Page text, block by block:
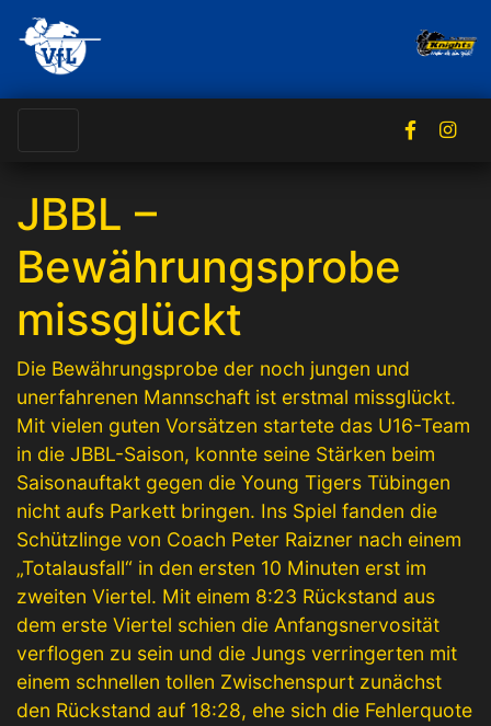
JBBL –
Bewährungsprobe
missglückt
Die Bewährungsprobe der noch jungen und
unerfahrenen Mannschaft ist erstmal missglückt.
Mit vielen guten Vorsätzen startete das U16-Team
in die JBBL-Saison, konnte seine Stärken beim
Saisonauftakt gegen die Young Tigers Tübingen
nicht aufs Parkett bringen. Ins Spiel fanden die
Schützlinge von Coach Peter Raizner nach einem
„Totalausfall“ in den ersten 10 Minuten erst im
zweiten Viertel. Mit einem 8:23 Rückstand aus
dem erste Viertel schien die Anfangsnervosität
verflogen zu sein und die Jungs verringerten mit
einem schnellen tollen Zwischenspurt zunächst
den Rückstand auf 18:28, ehe sich die Fehlerquote